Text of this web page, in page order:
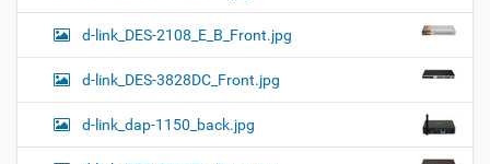
d-link_DES-2108_E_B_Front.jpg
d-link_DES-3828DC_Front.jpg
d-link_dap-1150_back.jpg